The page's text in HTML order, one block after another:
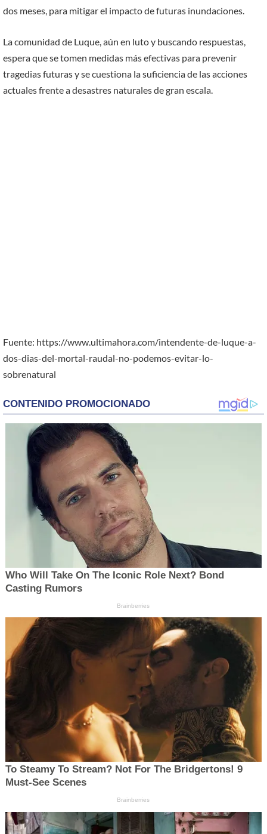
dos meses, para mitigar el impacto de futuras inundaciones.
La comunidad de Luque, aún en luto y buscando respuestas,
espera que se tomen medidas más efectivas para prevenir
tragedias futuras y se cuestiona la suficiencia de las acciones
actuales frente a desastres naturales de gran escala.
Fuente: https://www.ultimahora.com/intendente-de-luque-a-
dos-dias-del-mortal-raudal-no-podemos-evitar-lo-
sobrenatural